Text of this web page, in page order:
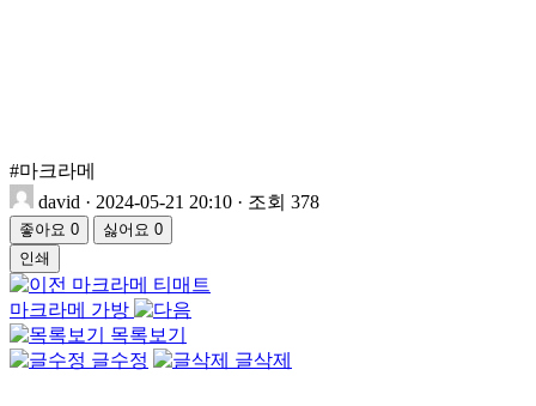
#마크라메
david · 2024-05-21 20:10 · 조회 378
좋아요 0 싫어요 0
인쇄
마크라메 티매트
마크라메 가방
목록보기
글수정
글삭제